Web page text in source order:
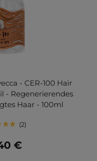
- CER-100 Hair
- Regenerierendes
Haar - 100ml
2
€